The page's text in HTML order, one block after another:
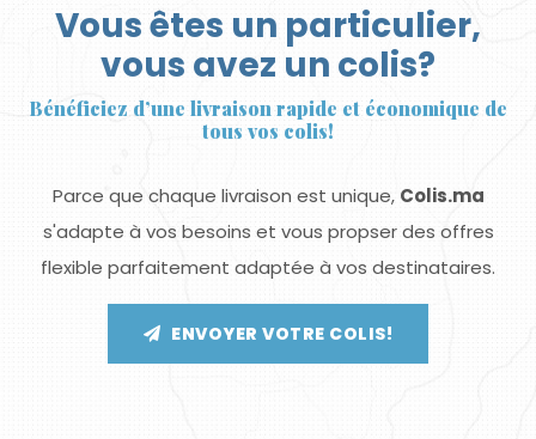
Vous êtes un particulier,
vous avez un colis?
Bénéficiez d’une livraison rapide et économique de
tous vos colis!
Parce que chaque livraison est unique, Colis.ma
s'adapte à vos besoins et vous propser des offres
flexible parfaitement adaptée à vos destinataires.
ENVOYER VOTRE COLIS!